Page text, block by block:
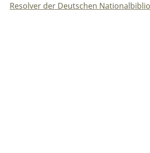
Resolver der Deutschen